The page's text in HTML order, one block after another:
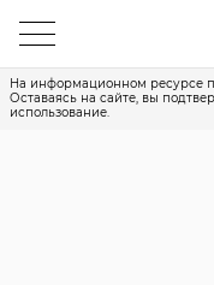
На информационном ресурсе
Оставаясь на сайте, вы
использование.